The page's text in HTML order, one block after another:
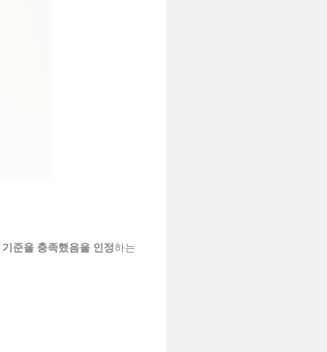
준을 충족했음을 인정하는